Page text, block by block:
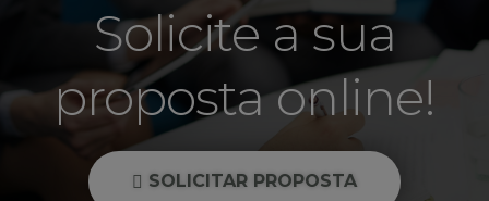
Solicite a sua
proposta online!
SOLICITAR PROPOSTA